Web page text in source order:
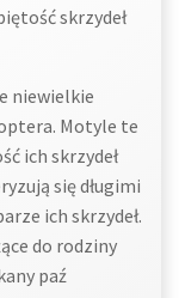
skrzydeł
niewielkie
Motyle te
ich skrzydeł
się długimi
ich skrzydeł.
do rodziny
paź